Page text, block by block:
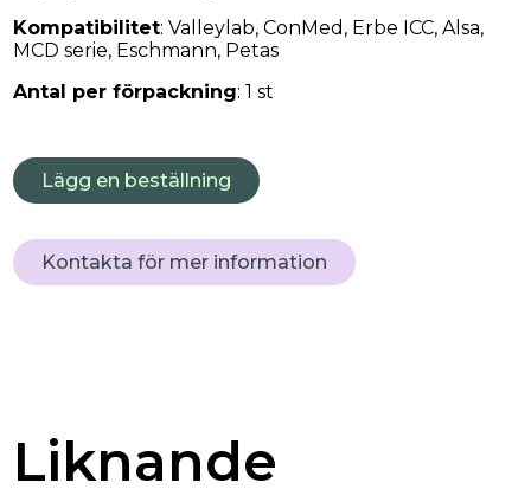
Kompatibilitet: Valleylab, ConMed, Erbe ICC, Alsa,
MCD serie, Eschmann, Petas
Antal per förpackning: 1 st
Lägg en beställning
Kontakta för mer information
Liknande